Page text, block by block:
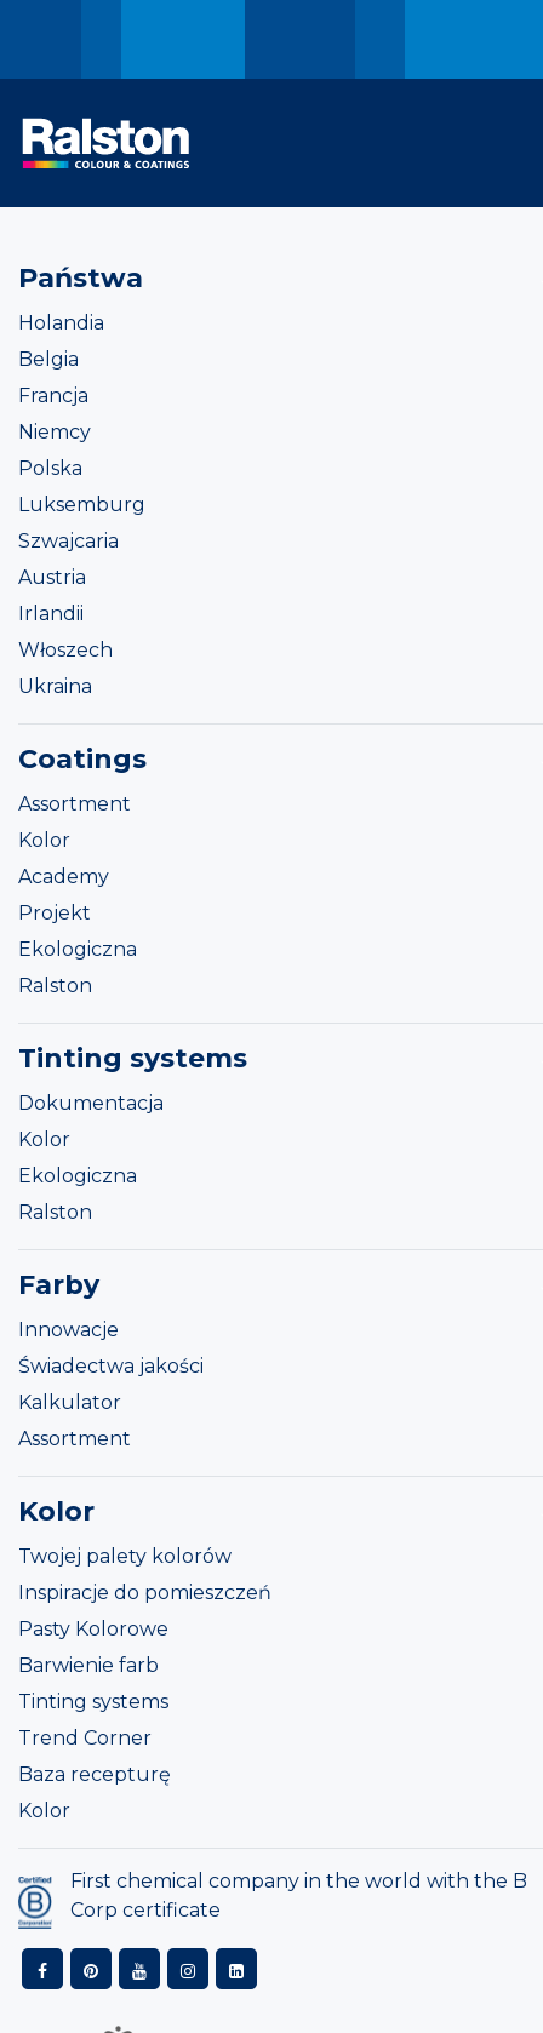
Państwa
Holandia
Belgia
Francja
Niemcy
Polska
Luksemburg
Szwajcaria
Austria
Irlandii
Włoszech
Ukraina
Coatings
Assortment
Kolor
Academy
Projekt
Ekologiczna
Ralston
Tinting systems
Dokumentacja
Kolor
Ekologiczna
Ralston
Farby
Innowacje
Świadectwa jakości
Kalkulator
Assortment
Kolor
Twojej palety kolorów
Inspiracje do pomieszczeń
Pasty Kolorowe
Barwienie farb
Tinting systems
Trend Corner
Baza recepturę
Kolor
First chemical company in the world with the B
Corp certificate